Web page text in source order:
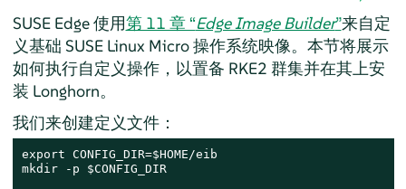
SUSE Edge 使用第 11 章 “Edge Image Builder”来自定
义基础 SUSE Linux Micro 操作系统映像。本节将展示
如何执行自定义操作，以置备 RKE2 群集并在其上安
装 Longhorn。
我们来创建定义文件：
export CONFIG_DIR=$HOME/eib
mkdir -p $CONFIG_DIR